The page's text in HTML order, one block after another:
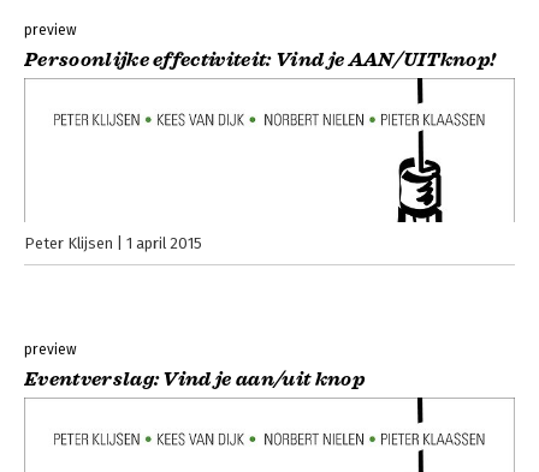
preview
Persoonlijke effectiviteit: Vind je AAN/UITknop!
Peter Klijsen 1 april 2015
preview
Eventverslag: Vind je aan/uit knop